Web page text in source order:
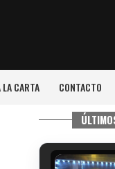
LA CARTA CONTACTO